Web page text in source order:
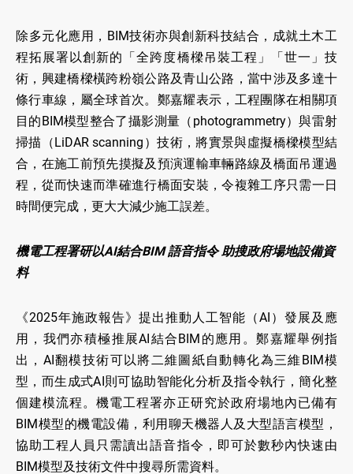
除多元化應用，BIM技術亦與創新科技結合，成就土木工
程拓展署以創新的「全跨度橋樑吊裝工程」「世一」技
術，興建橋樑橫跨粉嶺公路及青山公路，當中涉及多達十
條行車線，屬全球首次。鄭嘉耀表示，工程團隊在相關項
目的BIM模型整合了攝影測量（photogrammetry）與雷射
掃描（LiDAR scanning）技術，將實景與虛擬橋樑模型結
合，在施工前預先摸擬及預演運輸車輛路線及橋面吊運過
程，從而快速而準確進行橋面安裝，令複雜工序只需一日
時間便完成，更大大減少施工誤差。
機電工程署研以AI結合BIM 語音指令 助搜政府場地設備資
料
《2025年施政報告》提出推動人工智能（AI）發展及應
用，我們亦積極推展AI結合BIM的應用。鄭嘉耀舉例指
出，AI翻模技術可以將二維圖紙自動轉化為三維BIM模
型，而生成式AI則可協助智能化分析及指令執行，簡化整
個建模流程。機電工程署亦正研究於政府場地內已備有
BIM模型的機電設備，利用聊天機器人及大型語言模型，
協助工程人員只需讀出語音指令，即可於數秒內快速由
BIM模型及技術文件中搜尋所需資料。